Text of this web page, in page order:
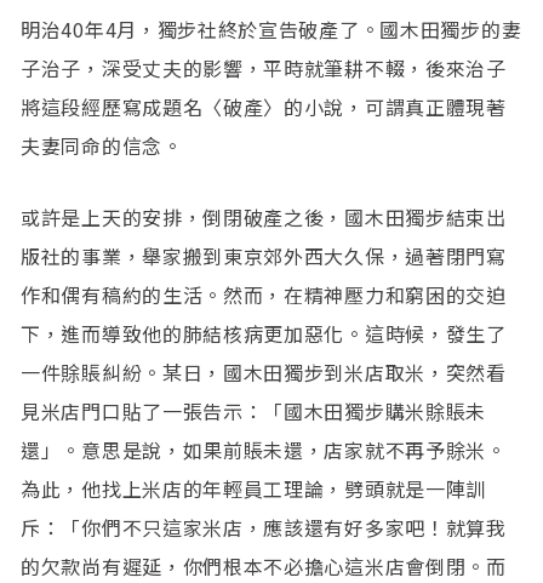
明治40年4月，獨步社終於宣告破產了。國木田獨步的妻
子治子，深受丈夫的影響，平時就筆耕不輟，後來治子
將這段經歷寫成題名〈破產〉的小說，可謂真正體現著
夫妻同命的信念。
或許是上天的安排，倒閉破產之後，國木田獨步結束出
版社的事業，舉家搬到東京郊外西大久保，過著閉門寫
作和偶有稿約的生活。然而，在精神壓力和窮困的交迫
下，進而導致他的肺結核病更加惡化。這時候，發生了
一件賖賬糾紛。某日，國木田獨步到米店取米，突然看
見米店門口貼了一張告示：「國木田獨步購米賖賬未
還」。意思是說，如果前賬未還，店家就不再予賖米。
為此，他找上米店的年輕員工理論，劈頭就是一陣訓
斥：「你們不只這家米店，應該還有好多家吧！就算我
的欠款尚有遲延，你們根本不必擔心這米店會倒閉。而